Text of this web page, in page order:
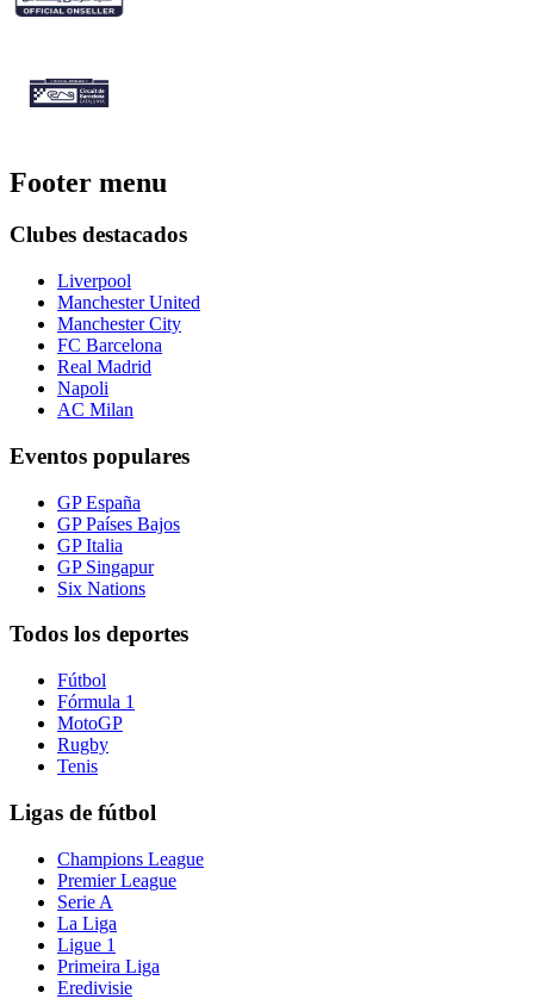
Footer menu
Clubes destacados
Liverpool
Manchester United
Manchester City
FC Barcelona
Real Madrid
Napoli
AC Milan
Eventos populares
GP España
GP Países Bajos
GP Italia
GP Singapur
Six Nations
Todos los deportes
Fútbol
Fórmula 1
MotoGP
Rugby
Tenis
Ligas de fútbol
Champions League
Premier League
Serie A
La Liga
Ligue 1
Primeira Liga
Eredivisie